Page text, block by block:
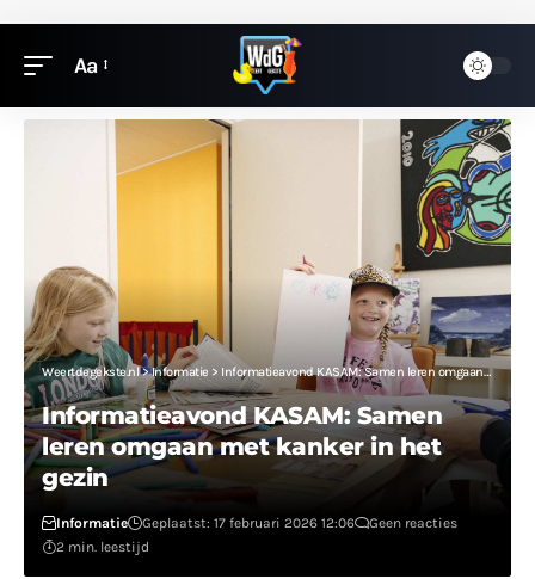
Aa
Weertdegekste.nl>Informatie > Informatieavond KASAM: Samen leren omgaan met kanker in het gezin
Informatieavond KASAM: Samen
leren omgaan met kanker in het
gezin
Informatie Geplaatst: 17 februari 2026 12:06
Geen reacties
2 min. leestijd